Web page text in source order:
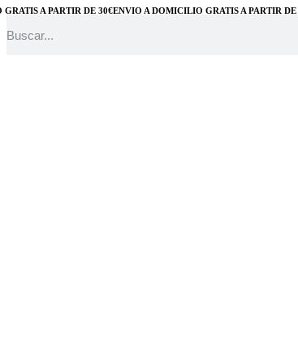
A PARTIR DE 30€ ENVÍO A DOMICILIO GRATIS A PARTIR DE 30€